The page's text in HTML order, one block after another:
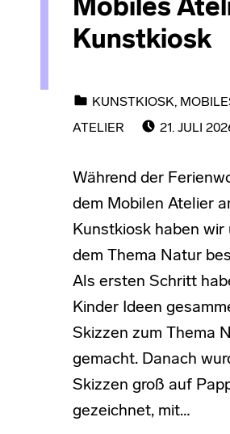
Mobiles
Kunstkiosk
KUNSTKIOSK,
ATELIER
21. JULI
Während der
dem Mobilen Atelier
Kunstkiosk haben wir
dem Thema Natur
Als ersten Schritt
Kinder Ideen
Skizzen zum Thema
gemacht. Danach
Skizzen groß auf
gezeichnet, mit…